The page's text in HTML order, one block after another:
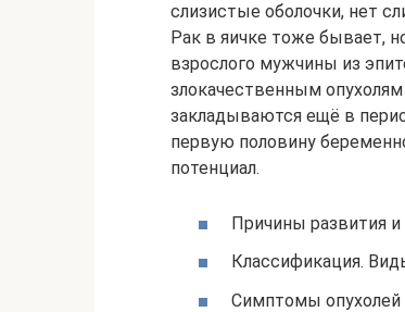
слизистые оболочки, нет
Рак в яичке тоже бывает,
взрослого мужчины из
злокачественным
закладываются ещё в
первую половину
потенциал.
Причины развития
Классификация.
Симптомы опухолей